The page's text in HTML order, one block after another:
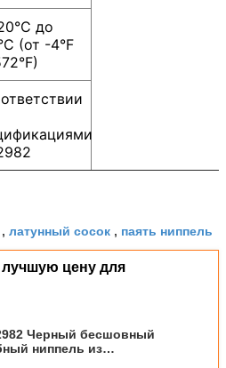
до
(от -4°F
, латунный сосок , паять ниппель
лучшую цену для
Черный бесшовный
ниппель из